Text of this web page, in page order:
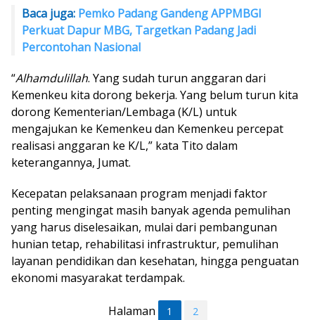
Baca juga: Pemko Padang Gandeng APPMBGI
Perkuat Dapur MBG, Targetkan Padang Jadi
Percontohan Nasional
“Alhamdulillah. Yang sudah turun anggaran dari
Kemenkeu kita dorong bekerja. Yang belum turun kita
dorong Kementerian/Lembaga (K/L) untuk
mengajukan ke Kemenkeu dan Kemenkeu percepat
realisasi anggaran ke K/L,” kata Tito dalam
keterangannya, Jumat.
Kecepatan pelaksanaan program menjadi faktor
penting mengingat masih banyak agenda pemulihan
yang harus diselesaikan, mulai dari pembangunan
hunian tetap, rehabilitasi infrastruktur, pemulihan
layanan pendidikan dan kesehatan, hingga penguatan
ekonomi masyarakat terdampak.
Halaman 1 2